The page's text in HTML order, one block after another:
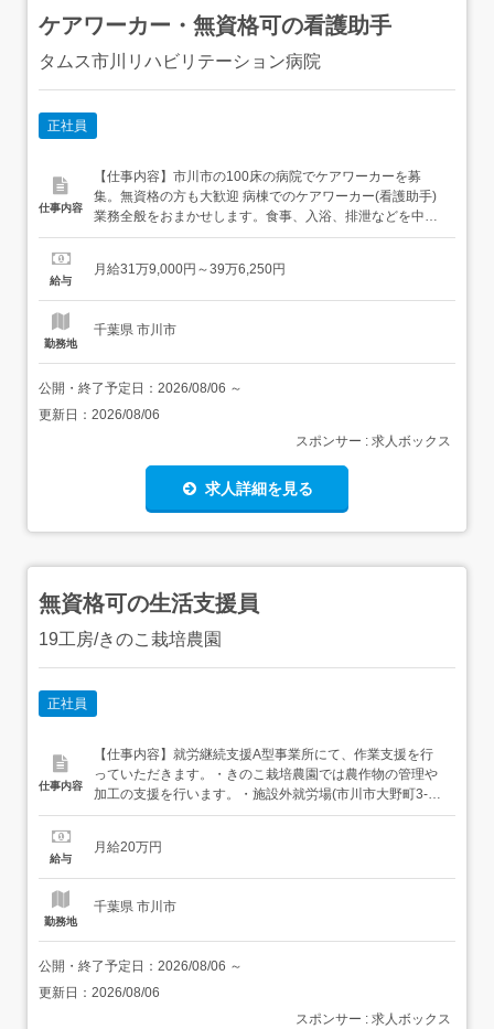
ケアワーカー・無資格可の看護助手
タムス市川リハビリテーション病院
正社員
仕事内容
【仕事内容】市川市の100床の病院でケアワーカーを募
集。無資格の方も大歓迎 病棟でのケアワーカー(看護助手)
業務全般をおまかせします。食事、入浴、排泄などを中心
に、看護助手業務を全般的にお願いします。看護助手の先
が初めての方も安心です <業務内容>・整容、環境整備・食
給与
月給31万9,000円～39万6,250円
勤務地
千葉県 市川市
公開・終了予定日： 2026/08/06 ～
更新日： 2026/08/06
スポンサー : 求人ボックス
求人詳細を見る
無資格可の生活支援員
19工房/きのこ栽培農園
正社員
仕事内容
【仕事内容】就労継続支援A型事業所にて、作業支援を行
っていただきます。・きのこ栽培農園では農作物の管理や
加工の支援を行います。・施設外就労場(市川市大野町3-
1816-5)との兼務可能性あり 軽作業を主とし、支援を行い
【経験・資格】<応募要件>無資格可経験不問年齢不問学歴
給与
月給20万円
勤務地
千葉県 市川市
公開・終了予定日： 2026/08/06 ～
更新日： 2026/08/06
スポンサー : 求人ボックス